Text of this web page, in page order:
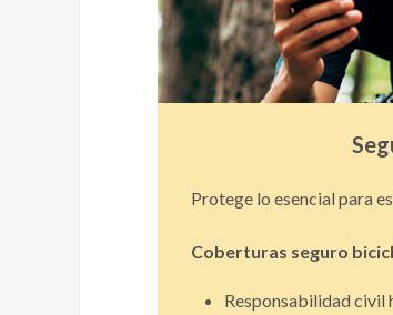
Protege lo esencial para
Coberturas seguro
Responsabilidad civil